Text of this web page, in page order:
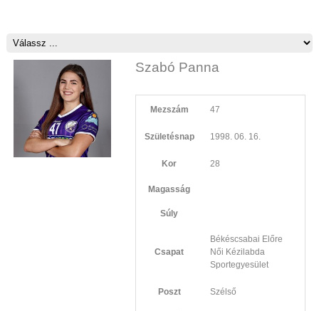
Szabó Panna
Mezszám 47
Születésnap 1998. 06. 16.
Kor 28
Magasság
Súly
Csapat
Békéscsabai Előre
Női Kézilabda
Sportegyesület
Poszt Szélső